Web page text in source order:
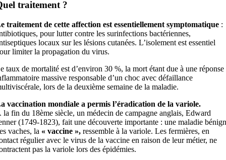
traitement ?
traitement de cette affection est essentiellement symptomatique:
pour lutter contre les surinfections bactériennes,
locaux sur les lésions cutanées. L’isolement est essentiel
limiter la propagation du virus.
taux de mortalité est d’environ 30 %, la mort étant due à une réponse
massive responsable d’un choc avec défaillance
lors de la deuxième semaine de la maladie.
vaccination mondiale a permis l’éradication de la variole.
la fin du 18ème siècle, un médecin de campagne anglais, Edward
(1749-1823), fait une découverte importante : une maladie
vaches, la « vaccine »,ressemble à la variole. Les fermières, en
régulier avec le virus de la vaccine en raison de leur métier, ne
pas la variole lors des épidémies.